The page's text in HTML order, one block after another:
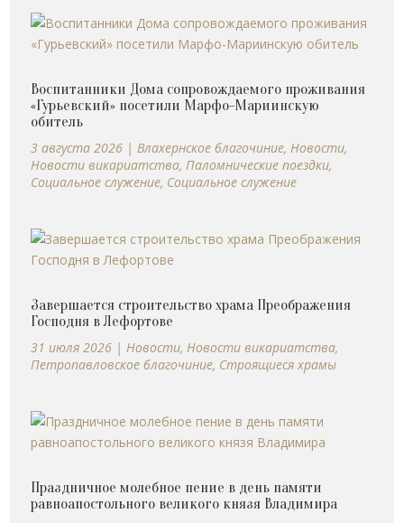
Воспитанники Дома сопровождаемого проживания
«Гурьевский» посетили Марфо-Мариинскую
обитель
3 августа 2026 |Влахернское благочиние,Новости,
Новости викариатства,Паломнические поездки,
Социальное служение, Социальное служение
Завершается строительство храма Преображения
Господня в Лефортове
31 июля 2026 |Новости,Новости викариатства,
Петропавловское благочиние, Строящиеся храмы
Праздничное молебное пение в день памяти
равноапостольного великого князя Владимира